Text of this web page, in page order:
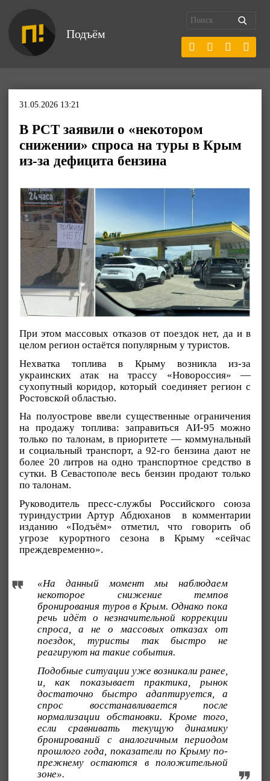
Подъём
31.05.2026 13:21
В РСТ заявили о «некотором
снижении» спроса на туры в Крым
из-за дефицита бензина
При этом массовых отказов от поездок нет, да и в
целом регион остаётся популярным у туристов.
Нехватка топлива в Крыму возникла из-за
украинских атак на трассу «Новороссия» —
сухопутный коридор, который соединяет регион с
Ростовской областью.
На полуострове ввели существенные ограничения
на продажу топлива: заправиться АИ-95 можно
только по талонам, в приоритете — коммунальный
и социальный транспорт, а 92-го бензина дают не
более 20 литров на одно транспортное средство в
сутки. В Севастополе весь бензин продают только
по талонам.
Руководитель пресс-службы Российского союза
туриндустрии Артур Абдюханов в комментарии
изданию «Подъём» отметил, что говорить об
угрозе курортного сезона в Крыму «сейчас
преждевременно».
«На данный момент мы наблюдаем
некоторое снижение темпов
бронирования туров в Крым. Однако пока
речь идёт о незначительной коррекции
спроса, а не о массовых отказах от
поездок, туристы так быстро не
реагируют на такие события.
Подобные ситуации уже возникали ранее,
и, как показывает практика, рынок
достаточно быстро адаптируется, а
спрос восстанавливается после
нормализации обстановки. Кроме того,
если сравнивать текущую динамику
бронирований с аналогичным периодом
прошлого года, показатели по Крыму по-
прежнему остаются в положительной
зоне».